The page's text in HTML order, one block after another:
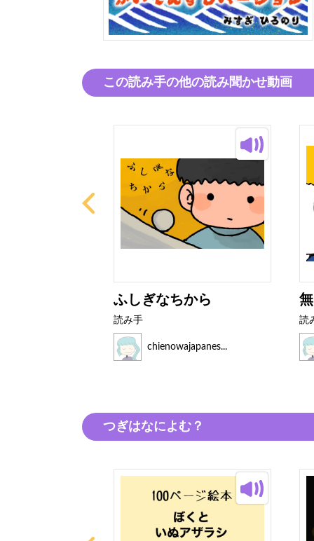
この読み手の他の読み聞かせ動画
ふしぎなちから
読み手
chienowajapanes...
読
つぎはなによむ？